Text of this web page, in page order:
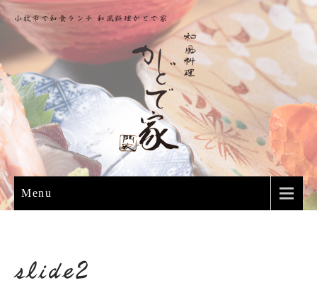
小牧市で和食ランチ 和風料理かどで家
Menu
slide2